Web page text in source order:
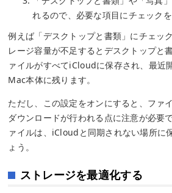
れるので、必要な項目にチェック
例えば「デスクトップと書類」にチェッ
レージ容量が不足するとデスクトップと
ァイルがすべてiCloudに保存され、最近
Mac本体に残ります。
ただし、この設定をオンにすると、ファ
ダウンロードが行われる点に注意が必要
ァイルは、iCloudと同期されない場所に
ょう。
ストレージを最適化する